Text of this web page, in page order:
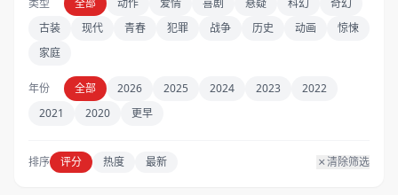
类型 全部 动作 爱情 喜剧 悬疑 科幻
奇幻
古装
现代 青春 犯罪 战争 历史 动画
惊悚
家庭
年份 全部 2026 2025 2024 2023
2022
2021
2020 更早
排序 评分 热度 最新 清除筛选